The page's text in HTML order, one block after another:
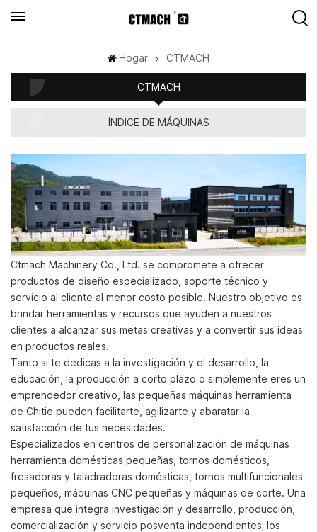
Hogar CTMACH
CTMACH
ÍNDICE DE MÁQUINAS
Ctmach Machinery Co., Ltd. se compromete a ofrecer
productos de diseño especializado, soporte técnico y
servicio al cliente al menor costo posible. Nuestro objetivo es
brindar herramientas y recursos que ayuden a nuestros
clientes a alcanzar sus metas creativas y a convertir sus ideas
en productos reales.
Tanto si te dedicas a la investigación y el desarrollo, la
educación, la producción a corto plazo o simplemente eres un
emprendedor creativo, las pequeñas máquinas herramienta
de Chitie pueden facilitarte, agilizarte y abaratar la
satisfacción de tus necesidades.
Especializados en centros de personalización de máquinas
herramienta domésticas pequeñas, tornos domésticos,
fresadoras y taladradoras domésticas, tornos multifuncionales
pequeños, máquinas CNC pequeñas y máquinas de corte. Una
empresa que integra investigación y desarrollo, producción,
comercialización y servicio posventa independientes; los